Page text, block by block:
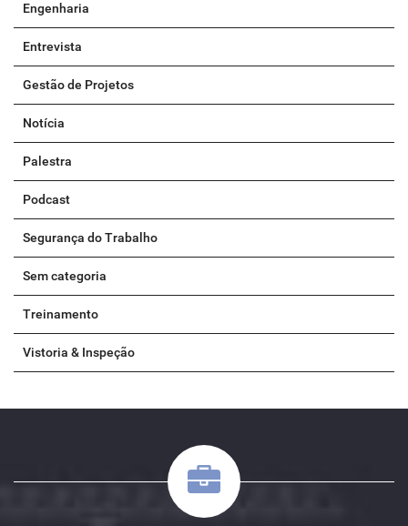
Engenharia
Entrevista
Gestão de Projetos
Notícia
Palestra
Podcast
Segurança do Trabalho
Sem categoria
Treinamento
Vistoria & Inspeção